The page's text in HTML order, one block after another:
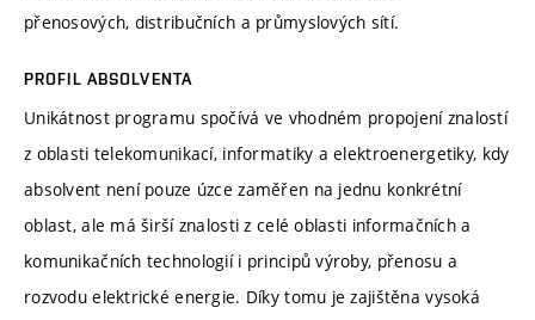
přenosových, distribučních a průmyslových sítí.
PROFIL ABSOLVENTA
Unikátnost programu spočívá ve vhodném propojení znalostí
z oblasti telekomunikací, informatiky a elektroenergetiky, kdy
absolvent není pouze úzce zaměřen na jednu konkrétní
oblast, ale má širší znalosti z celé oblasti informačních a
komunikačních technologií i principů výroby, přenosu a
rozvodu elektrické energie. Díky tomu je zajištěna vysoká